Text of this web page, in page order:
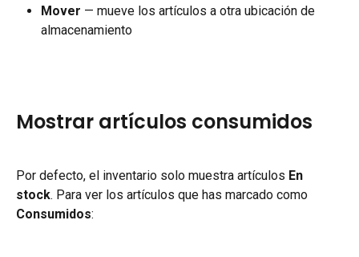
Mover — mueve los artículos a otra ubicación de
almacenamiento
Mostrar artículos consumidos
Por defecto, el inventario solo muestra artículos En
stock. Para ver los artículos que has marcado como
Consumidos: